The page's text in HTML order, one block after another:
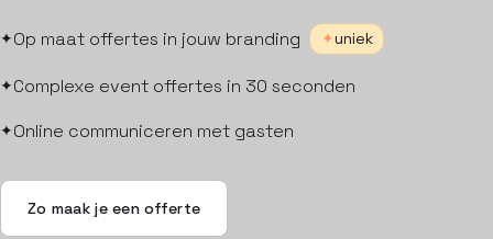
Op maat offertes in jouw branding uniek
Complexe event offertes in 30 seconden
Online communiceren met gasten
Zo maak je een offerte